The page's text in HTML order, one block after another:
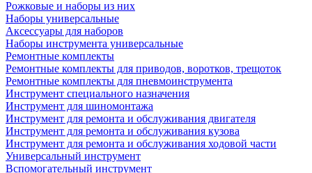
Рожковые и наборы из них
Наборы универсальные
Аксессуары для наборов
Наборы инструмента универсальные
Ремонтные комплекты
Ремонтные комплекты для приводов, воротков, трещоток
Ремонтные комплекты для пневмоинструмента
Инструмент специального назначения
Инструмент для шиномонтажа
Инструмент для ремонта и обслуживания двигателя
Инструмент для ремонта и обслуживания кузова
Инструмент для ремонта и обслуживания ходовой части
Универсальный инструмент
Вспомогательный инструмент